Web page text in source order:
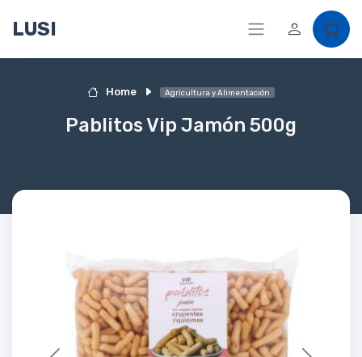
LUSI
Home Agricultura y Alimentación
Pablitos Vip Jamón 500g